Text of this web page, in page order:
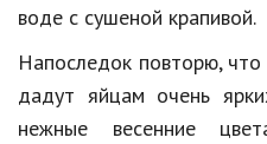
воде с сушеной крапивой.
Напоследок повторю, что
дадут яйцам очень
нежные весенние